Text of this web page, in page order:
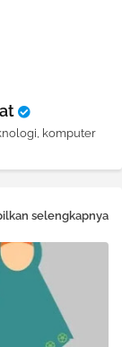
komputer
selengkapnya